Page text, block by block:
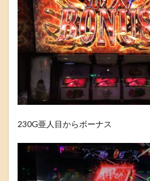
230G亜人目からボーナス